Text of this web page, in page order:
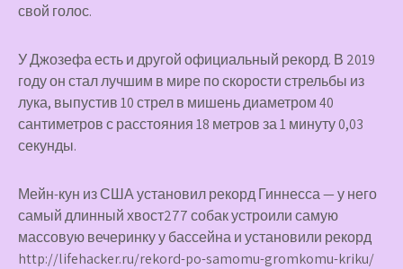
свой голос.
У Джозефа есть и другой официальный рекорд. В 2019
году он стал лучшим в мире по скорости стрельбы из
лука, выпустив 10 стрел в мишень диаметром 40
сантиметров с расстояния 18 метров за 1 минуту 0,03
секунды.
Мейн-кун из США установил рекорд Гиннесса — у него
самый длинный хвост277 собак устроили самую
массовую вечеринку у бассейна и установили рекорд
http://lifehacker.ru/rekord-po-samomu-gromkomu-kriku/